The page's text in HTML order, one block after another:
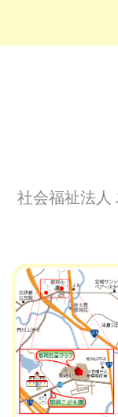
社会福祉法人